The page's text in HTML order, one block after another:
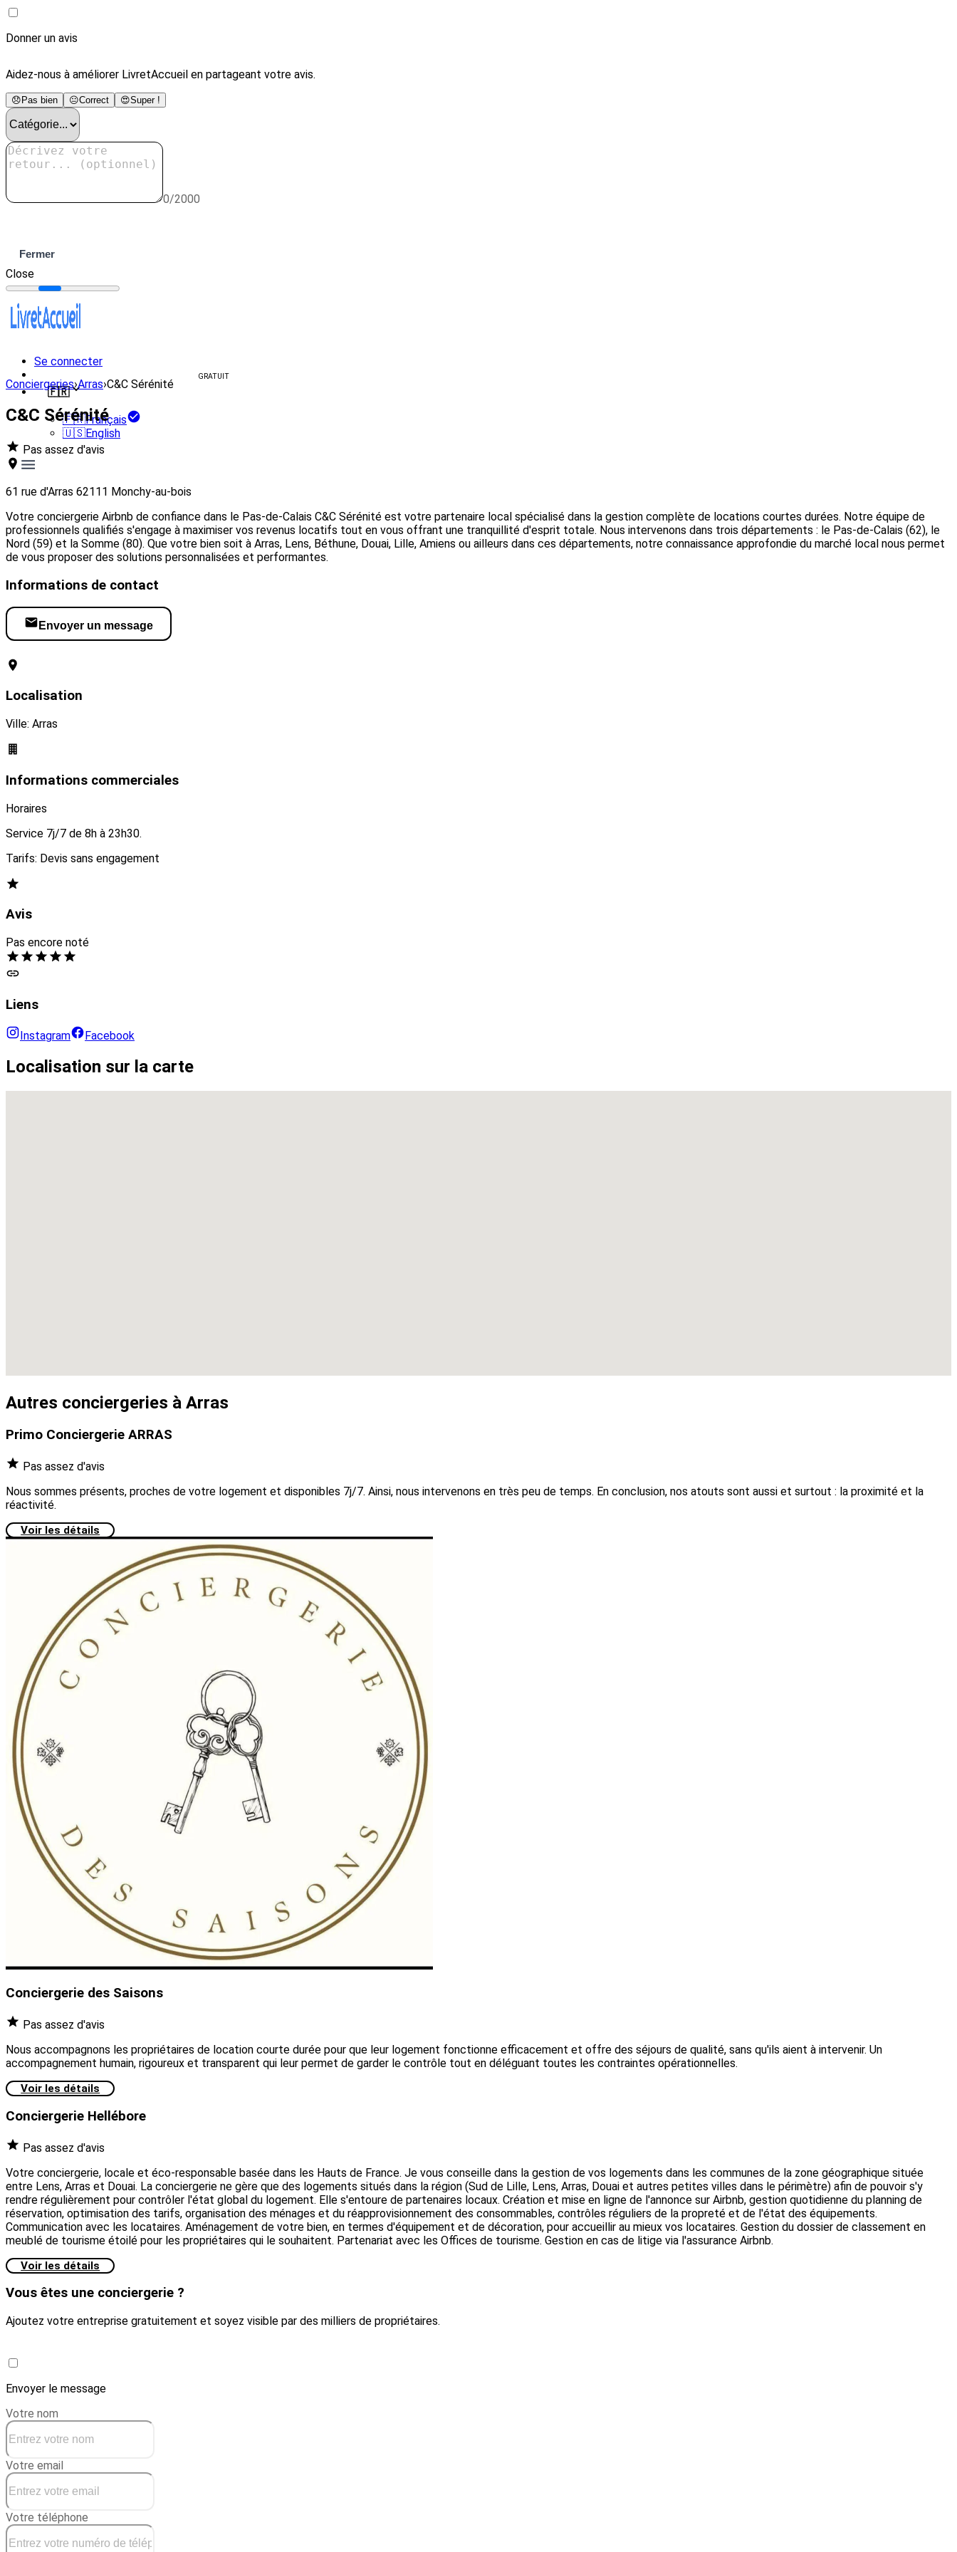
Donner un avis
Aidez-nous à améliorer LivretAccueil en partageant votre avis.
😞 Pas bien 😐Correct 😍Super !
0/2000
Fermer
Close
Se connecter
GRATUIT
🇫🇷
🇫🇷Français
🇺🇸English
Conciergeries›Arras›C&C Sérénité
C&C Sérénité
Pas assez d'avis
61 rue d'Arras 62111 Monchy-au-bois
Votre conciergerie Airbnb de confiance dans le Pas-de-Calais C&C Sérénité est votre partenaire local spécialisé dans la gestion complète de locations courtes durées. Notre équipe de
professionnels qualifiés s'engage à maximiser vos revenus locatifs tout en vous offrant une tranquillité d'esprit totale. Nous intervenons dans trois départements : le Pas-de-Calais (62), le
Nord (59) et la Somme (80). Que votre bien soit à Arras, Lens, Béthune, Douai, Lille, Amiens ou ailleurs dans ces départements, notre connaissance approfondie du marché local nous permet
de vous proposer des solutions personnalisées et performantes.
Informations de contact
Envoyer un message
Localisation
Ville: Arras
Informations commerciales
Horaires
Service 7j/7 de 8h à 23h30.
Tarifs: Devis sans engagement
Avis
Pas encore noté
Liens
Instagram Facebook
Localisation sur la carte
Autres conciergeries à Arras
Primo Conciergerie ARRAS
Pas assez d'avis
Nous sommes présents, proches de votre logement et disponibles 7j/7. Ainsi, nous intervenons en très peu de temps. En conclusion, nos atouts sont aussi et surtout : la proximité et la
réactivité.
Voir les détails
Conciergerie des Saisons
Pas assez d'avis
Nous accompagnons les propriétaires de location courte durée pour que leur logement fonctionne efficacement et offre des séjours de qualité, sans qu'ils aient à intervenir. Un
accompagnement humain, rigoureux et transparent qui leur permet de garder le contrôle tout en déléguant toutes les contraintes opérationnelles.
Voir les détails
Conciergerie Hellébore
Pas assez d'avis
Votre conciergerie, locale et éco-responsable basée dans les Hauts de France. Je vous conseille dans la gestion de vos logements dans les communes de la zone géographique située
entre Lens, Arras et Douai. La conciergerie ne gère que des logements situés dans la région (Sud de Lille, Lens, Arras, Douai et autres petites villes dans le périmètre) afin de pouvoir s'y
rendre régulièrement pour contrôler l'état global du logement. Elle s'entoure de partenaires locaux. Création et mise en ligne de l'annonce sur Airbnb, gestion quotidienne du planning de
réservation, optimisation des tarifs, organisation des ménages et du réapprovisionnement des consommables, contrôles réguliers de la propreté et de l'état des équipements.
Communication avec les locataires. Aménagement de votre bien, en termes d'équipement et de décoration, pour accueillir au mieux vos locataires. Gestion du dossier de classement en
meublé de tourisme étoilé pour les propriétaires qui le souhaitent. Partenariat avec les Offices de tourisme. Gestion en cas de litige via l'assurance Airbnb.
Voir les détails
Vous êtes une conciergerie ?
Ajoutez votre entreprise gratuitement et soyez visible par des milliers de propriétaires.
Envoyer le message
Votre nom
Votre email
Votre téléphone